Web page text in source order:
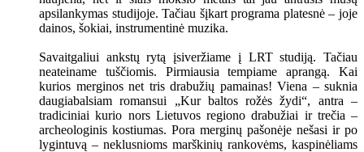
apsilankymas studijoje. Tačiau šįkart programa platesnė – joje
dainos, šokiai, instrumentinė muzika.
Savaitgaliui ankstų rytą įsiveržiame į LRT studiją. Tačiau
neateiname tuščiomis. Pirmiausia tempiame aprangą. Kai
kurios merginos net tris drabužių pamainas! Viena – suknia
daugiabalsiam romansui „Kur baltos rožės žydi“, antra –
tradiciniai kurio nors Lietuvos regiono drabužiai ir trečia –
archeologinis kostiumas. Pora merginų pašonėje nešasi ir po
lygintuvą – neklusnioms marškinių rankovėms, kaspinėliams